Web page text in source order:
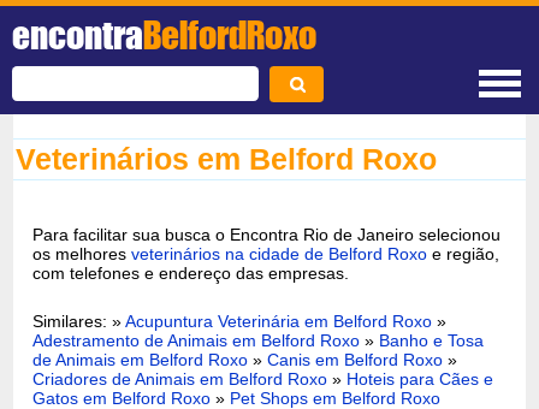
encontraBelfordRoxo
Veterinários em Belford Roxo
Para facilitar sua busca o Encontra Rio de Janeiro selecionou
os melhoresveterinários na cidade de Belford Roxo e região,
com telefones e endereço das empresas.
Similares: »Acupuntura Veterinária em Belford Roxo »
Adestramento de Animais em Belford Roxo » Banho e Tosa
de Animais em Belford Roxo »Canis em Belford Roxo »
Criadores de Animais em Belford Roxo » Hoteis para Cães e
Gatos em Belford Roxo » Pet Shops em Belford Roxo